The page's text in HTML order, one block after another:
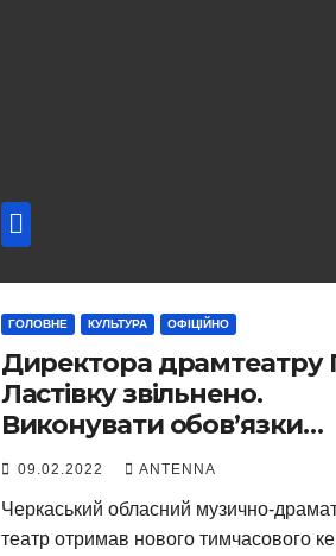
ГОЛОВНЕ КУЛЬТУРА ОФІЦІЙНО
Директора драмтеатру
Ластівку звільнено.
Виконувати обов’язки
директора буде Євген
09.02.2022 ANTENNA
Черкаський обласний музично-
театр отримав нового тимчасового